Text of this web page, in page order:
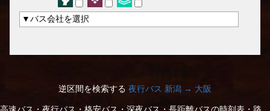
▼バス会社を選択
逆区間を検索する 夜行バス 新潟 → 大阪